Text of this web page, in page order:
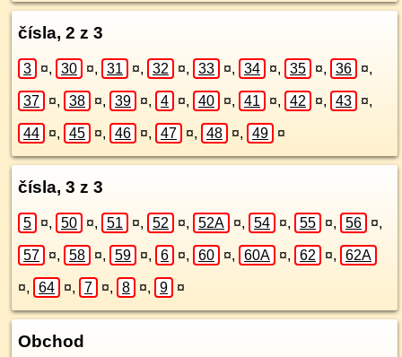
čísla, 2 z 3
3 ¤, 30 ¤, 31 ¤, 32 ¤, 33 ¤, 34 ¤, 35 ¤, 36 ¤,
37 ¤, 38 ¤, 39 ¤, 4 ¤, 40 ¤, 41 ¤, 42 ¤, 43 ¤,
44 ¤, 45 ¤, 46 ¤, 47 ¤, 48 ¤, 49 ¤
čísla, 3 z 3
5 ¤, 50 ¤, 51 ¤, 52 ¤, 52A ¤, 54 ¤, 55 ¤, 56 ¤,
57 ¤, 58 ¤, 59 ¤, 6 ¤, 60 ¤, 60A ¤, 62 ¤, 62A
¤, 64 ¤, 7 ¤, 8 ¤, 9 ¤
Obchod